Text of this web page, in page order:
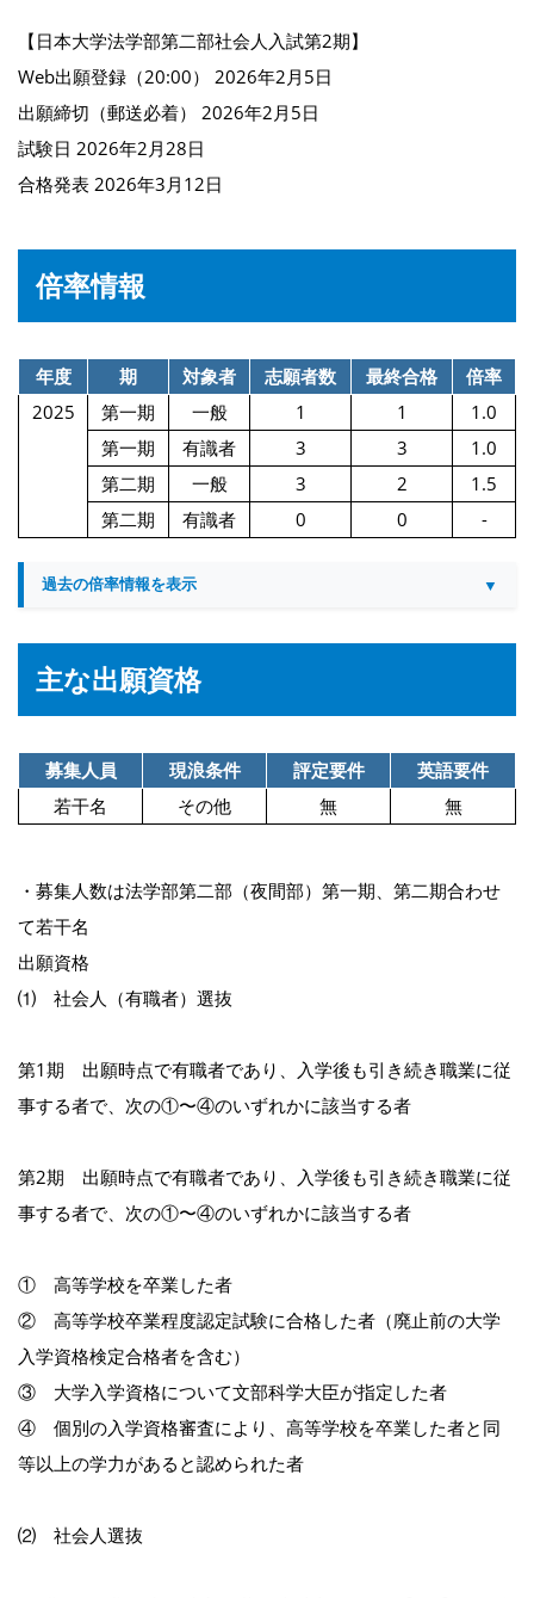
【日本大学法学部第二部社会人入試第2期】
Web出願登録（20:00） 2026年2月5日
出願締切（郵送必着） 2026年2月5日
試験日 2026年2月28日
合格発表 2026年3月12日
倍率情報
年度 期 対象者 志願者数 最終合格
倍率
2025
第一期 一般 1 1
1.0
第一期
有識者 3 3
1.0
第二期
一般 3 2
1.5
第二期
有識者 0 0 -
過去の倍率情報を表示
主な出願資格
募集人員 現浪条件 評定要件
英語要件
若干名
その他 無 無
・募集人数は法学部第二部（夜間部）第一期、第二期合わせ
て若干名
出願資格
⑴ 社会人（有職者）選抜
第1期 出願時点で有職者であり、入学後も引き続き職業に従
事する者で、次の①〜④のいずれかに該当する者
第2期 出願時点で有職者であり、入学後も引き続き職業に従
事する者で、次の①〜④のいずれかに該当する者
① 高等学校を卒業した者
② 高等学校卒業程度認定試験に合格した者（廃止前の大学
入学資格検定合格者を含む）
③ 大学入学資格について文部科学大臣が指定した者
④ 個別の入学資格審査により、高等学校を卒業した者と同
等以上の学力があると認められた者
⑵ 社会人選抜